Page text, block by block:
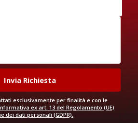
esclusivamente per finalità e con le
ex art. 13 del Regolamento (UE)
dei dati personali (GDPR).